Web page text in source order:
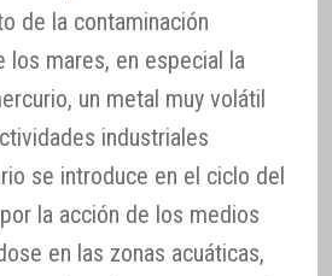
de la contaminación
los mares, en especial la
un metal muy volátil
industriales
se introduce en el ciclo del
la acción de los medios
en las zonas acuáticas,